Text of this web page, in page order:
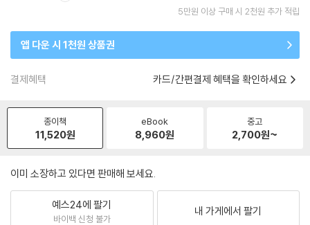
5만원 이상 구매 시 2천원 추가 적립
앱 다운 시 1천원 상품권
결제혜택 카드/간편결제 혜택을 확인하세요
종이책
11,520원
eBook
8,960원
중고
2,700원~
이미 소장하고 있다면 판매해 보세요.
예스24에 팔기
바이백 신청 불가
내 가게에서 팔기